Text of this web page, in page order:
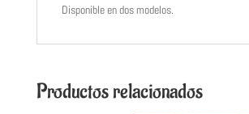
Disponible en dos modelos.
Productos relacionados